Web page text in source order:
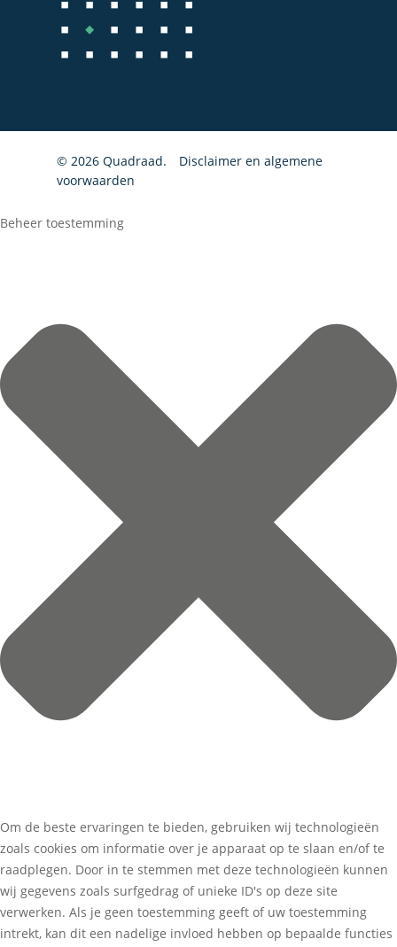
© 2026 Quadraad.
Disclaimer en algemene
voorwaarden
Beheer toestemming
Om de beste ervaringen te bieden, gebruiken wij technologieën
zoals cookies om informatie over je apparaat op te slaan en/of te
raadplegen. Door in te stemmen met deze technologieën kunnen
wij gegevens zoals surfgedrag of unieke ID's op deze site
verwerken. Als je geen toestemming geeft of uw toestemming
intrekt, kan dit een nadelige invloed hebben op bepaalde functies